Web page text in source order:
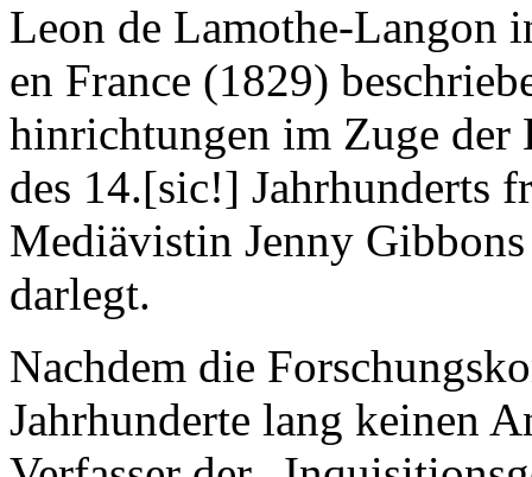
Leon de Lamothe-Langon
en France (1829)
hinrichtungen im Zuge
des 14.[sic!] Jahrhunderts
Mediävistin Jenny
darlegt.
Nachdem die
Jahrhunderte lang keinen